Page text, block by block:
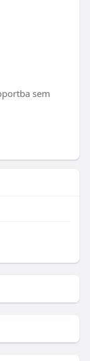
sem